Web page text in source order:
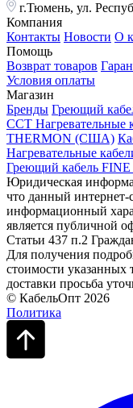
г.Тюмень, ул.
Компания
Контакты Новости О
Помощь
Возврат товаров
Условия оплаты
Магазин
Бренды Греющий
ССТ Нагревательные
THERMON (США)
Нагревательные
Греющий кабель
Юридическая
что данный интернет-
информационный
является публичной
Статьи 437 п.2
Для получения
стоимости указанных
доставки просьба
© КабельОпт 2026
Политика